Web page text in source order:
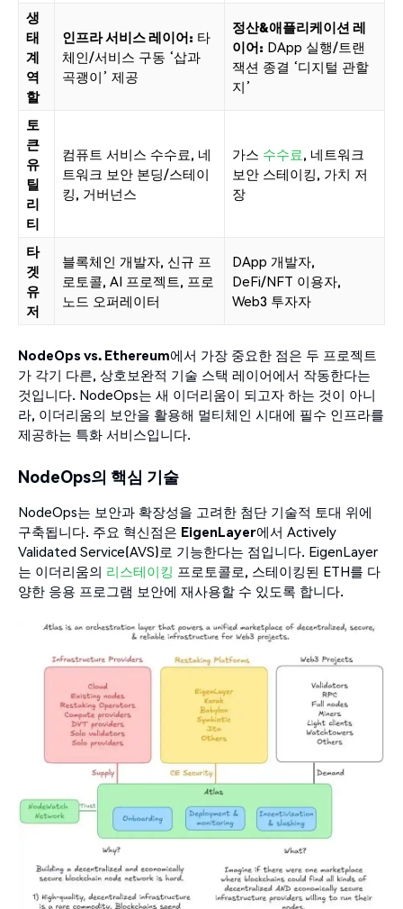
생
태
계
역
할
인프라 서비스 레이어: 타
체인/서비스 구동 ‘삽과
곡괭이’ 제공
정산&애플리케이션 레
이어: DApp 실행/트랜
잭션 종결 ‘디지털 관할
지’
토
큰
유
틸
리
티
컴퓨트 서비스 수수료, 네
트워크 보안 본딩/스테이
킹, 거버넌스
가스 수수료, 네트워크
보안 스테이킹, 가치 저
장
타
겟
유
저
블록체인 개발자, 신규 프
로토콜, AI 프로젝트, 프로
노드 오퍼레이터
DApp 개발자,
DeFi/NFT 이용자,
Web3 투자자
NodeOps vs. Ethereum에서 가장 중요한 점은 두 프로젝트
가 각기 다른, 상호보완적 기술 스택 레이어에서 작동한다는
것입니다. NodeOps는 새 이더리움이 되고자 하는 것이 아니
라, 이더리움의 보안을 활용해 멀티체인 시대에 필수 인프라를
제공하는 특화 서비스입니다.
NodeOps의 핵심 기술
NodeOps는 보안과 확장성을 고려한 첨단 기술적 토대 위에
구축됩니다. 주요 혁신점은 EigenLayer에서 Actively
Validated Service(AVS)로 기능한다는 점입니다. EigenLayer
는 이더리움의 리스테이킹 프로토콜로, 스테이킹된 ETH를 다
양한 응용 프로그램 보안에 재사용할 수 있도록 합니다.